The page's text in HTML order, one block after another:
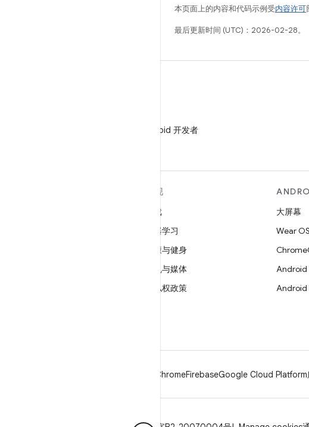
本页面上的内容和代码示例受内容许可
最后更新时间 (UTC)：2026-02-28。
在微信中关注 Android 开发者
发现
游戏
机器学习
健康与健身
相机与媒体
隐私权政策
大屏幕
Wear OS
Android
Android
ChromeFirebaseGoogle Cloud Platform